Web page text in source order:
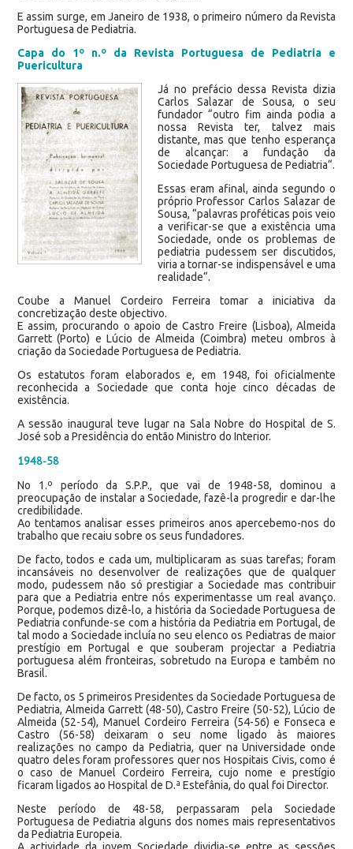
E assim surge, em Janeiro de 1938, o primeiro número da Revista
Portuguesa de Pediatria.
Capa do 1º n.º da Revista Portuguesa de Pediatria e
Puericultura
Já no prefácio dessa Revista dizia
Carlos Salazar de Sousa, o seu
fundador “outro fim ainda podia a
nossa Revista ter, talvez mais
distante, mas que tenho esperança
de alcançar: a fundação da
Sociedade Portuguesa de Pediatria“.
Essas eram afinal, ainda segundo o
próprio Professor Carlos Salazar de
Sousa, “palavras proféticas pois veio
a verificar-se que a existência uma
Sociedade, onde os problemas de
pediatria pudessem ser discutidos,
viria a tornar-se indispensável e uma
realidade“.
Coube a Manuel Cordeiro Ferreira tomar a iniciativa da
concretização deste objectivo.
E assim, procurando o apoio de Castro Freire (Lisboa), Almeida
Garrett (Porto) e Lúcio de Almeida (Coimbra) meteu ombros à
criação da Sociedade Portuguesa de Pediatria.
Os estatutos foram elaborados e, em 1948, foi oficialmente
reconhecida a Sociedade que conta hoje cinco décadas de
existência.
A sessão inaugural teve lugar na Sala Nobre do Hospital de S.
José sob a Presidência do então Ministro do Interior.
1948-58
No 1.º período da S.P.P., que vai de 1948-58, dominou a
preocupação de instalar a Sociedade, fazê-la progredir e dar-lhe
credibilidade.
Ao tentamos analisar esses primeiros anos apercebemo-nos do
trabalho que recaiu sobre os seus fundadores.
De facto, todos e cada um, multiplicaram as suas tarefas; foram
incansáveis no desenvolver de realizações que de qualquer
modo, pudessem não só prestigiar a Sociedade mas contribuir
para que a Pediatria entre nós experimentasse um real avanço.
Porque, podemos dizê-lo, a história da Sociedade Portuguesa de
Pediatria confunde-se com a história da Pediatria em Portugal, de
tal modo a Sociedade incluía no seu elenco os Pediatras de maior
prestígio em Portugal e que souberam projectar a Pediatria
portuguesa além fronteiras, sobretudo na Europa e também no
Brasil.
De facto, os 5 primeiros Presidentes da Sociedade Portuguesa de
Pediatria, Almeida Garrett (48-50), Castro Freire (50-52), Lúcio de
Almeida (52-54), Manuel Cordeiro Ferreira (54-56) e Fonseca e
Castro (56-58) deixaram o seu nome ligado às maiores
realizações no campo da Pediatria, quer na Universidade onde
quatro deles foram professores quer nos Hospitais Civis, como é
o caso de Manuel Cordeiro Ferreira, cujo nome e prestígio
ficaram ligados ao Hospital de D.ª Estefânia, do qual foi Director.
Neste período de 48-58, perpassaram pela Sociedade
Portuguesa de Pediatria alguns dos nomes mais representativos
da Pediatria Europeia.